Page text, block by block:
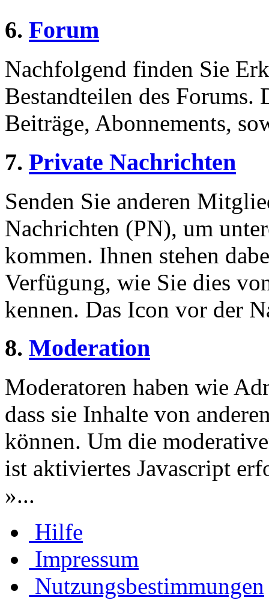
6. Forum
Nachfolgend finden Sie
Bestandteilen des Forums.
Beiträge, Abonnements,
7. Private Nachrichten
Senden Sie anderen
Nachrichten (PN), um
kommen. Ihnen stehen
Verfügung, wie Sie dies
kennen. Das Icon vor der
8. Moderation
Moderatoren haben wie
dass sie Inhalte von
können. Um die
ist aktiviertes Javascript
»...
Hilfe
Impressum
Nutzungsbestimmungen